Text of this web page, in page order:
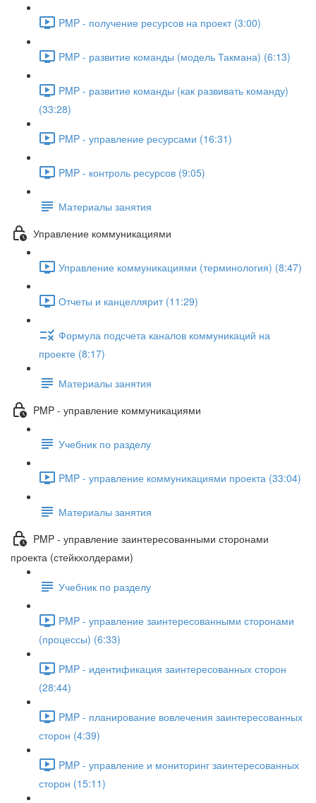
PMP - получение ресурсов на проект (3:00)
PMP - развитие команды (модель Такмана) (6:13)
PMP - развитие команды (как развивать команду)
(33:28)
PMP - управление ресурсами (16:31)
PMP - контроль ресурсов (9:05)
Материалы занятия
Управление коммуникациями
Управление коммуникациями (терминология) (8:47)
Отчеты и канцеллярит (11:29)
Формула подсчета каналов коммуникаций на
проекте (8:17)
Материалы занятия
PMP - управление коммуникациями
Учебник по разделу
PMP - управление коммуникациями проекта (33:04)
Материалы занятия
PMP - управление заинтересованными сторонами
проекта (стейкхолдерами)
Учебник по разделу
PMP - управление заинтересованными сторонами
(процессы) (6:33)
PMP - идентификация заинтересованных сторон
(28:44)
PMP - планирование вовлечения заинтересованных
сторон (4:39)
PMP - управление и мониторинг заинтересованных
сторон (15:11)